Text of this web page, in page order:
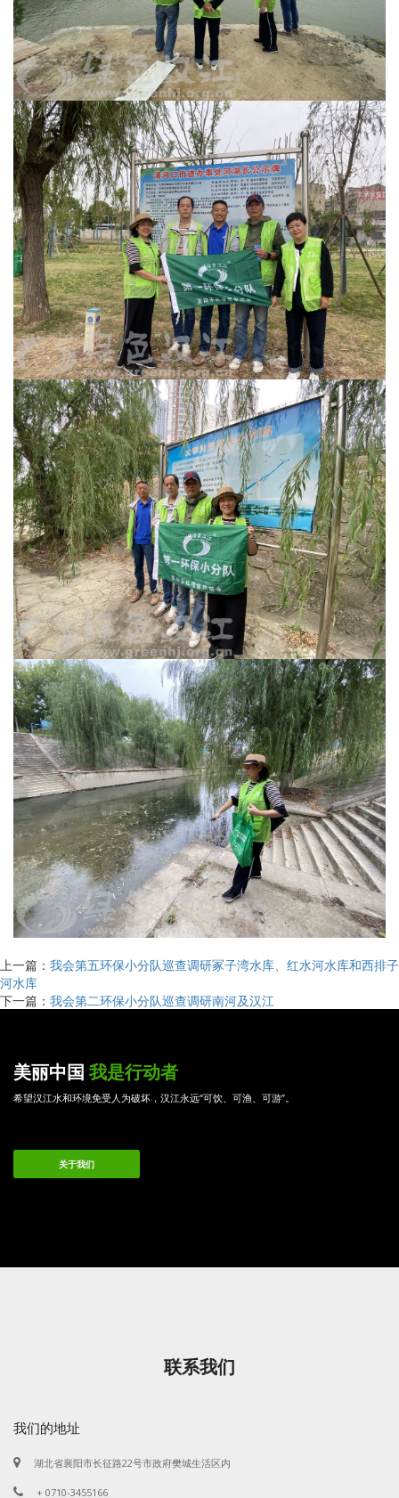
上一篇： 我会第五环保小分队巡查调研冢子湾水库、红水河水库和西排子
河水库
下一篇： 我会第二环保小分队巡查调研南河及汉江
美丽中国 我是行动者
希望汉江水和环境免受人为破坏，汉江永远“可饮、可渔、可游”。
关于我们
联系我们
我们的地址
湖北省襄阳市长征路22号市政府樊城生活区内
+ 0710-3455166